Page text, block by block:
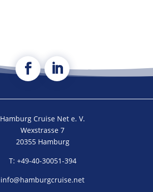
Hamburg Cruise Net e. V.
Wexstrasse 7
20355 Hamburg
T: +49-40-30051-394
info@hamburgcruise.net